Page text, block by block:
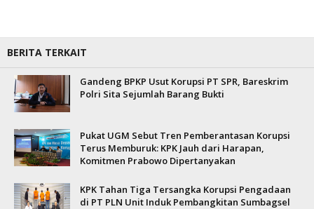
BERITA TERKAIT
Gandeng BPKP Usut Korupsi PT SPR, Bareskrim
Polri Sita Sejumlah Barang Bukti
Pukat UGM Sebut Tren Pemberantasan Korupsi
Terus Memburuk: KPK Jauh dari Harapan,
Komitmen Prabowo Dipertanyakan
KPK Tahan Tiga Tersangka Korupsi Pengadaan
di PT PLN Unit Induk Pembangkitan Sumbagsel